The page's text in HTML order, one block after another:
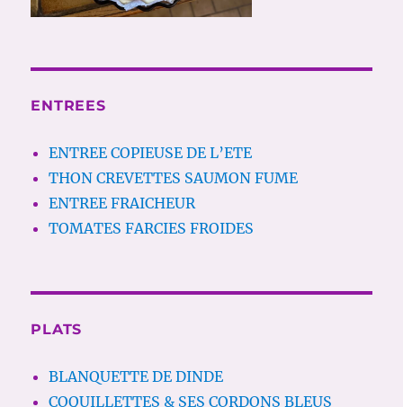
ENTREES
ENTREE COPIEUSE DE L’ETE
THON CREVETTES SAUMON FUME
ENTREE FRAICHEUR
TOMATES FARCIES FROIDES
PLATS
BLANQUETTE DE DINDE
COQUILLETTES & SES CORDONS BLEUS